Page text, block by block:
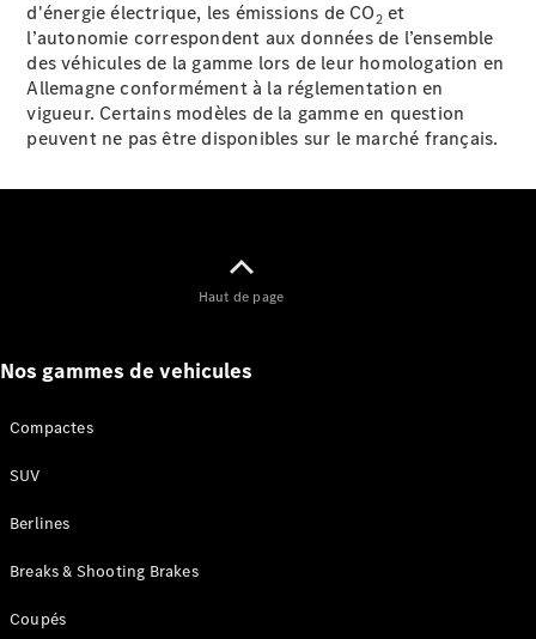
Maybach
GLS
Nouveau
Classe
G
Électrique
Classe G
Trouvez un
Breaks/Shooting Brakes
Tous les
d'énergie électrique, les émissions de CO2et
l’autonomie correspondent aux données de l’ensemble
des véhicules de la gamme lors de leur homologation en
Allemagne conformément à la réglementation en
vigueur. Certains modèles de la gamme en question
peuvent ne pas être disponibles sur le marché français.
Haut de page
Nos gammes de vehicules
Compactes
SUV
Berlines
Breaks & Shooting Brakes
Coupés